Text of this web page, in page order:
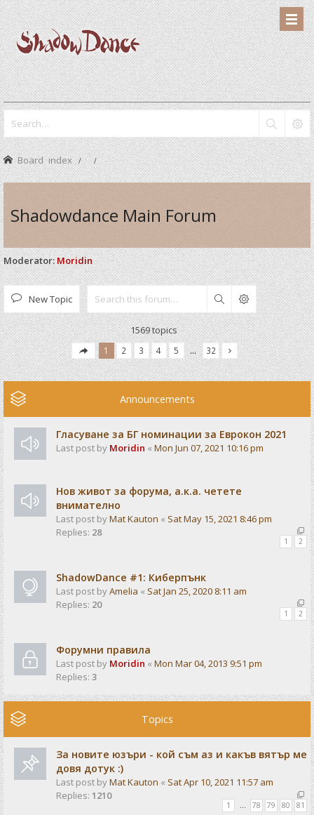
Board index
Shadowdance Main Forum
Moderator: Moridin
New Topic Search
1569 topics
1 2 3 4 5 … 32
Announcements
Гласуване за БГ номинации за Еврокон 2021
Last post by Moridin « Mon Jun 07, 2021 10:16 pm
Нов живот за форума, а.к.а. четете
внимателно
Last post byMat Kauton « Sat May 15, 2021 8:46 pm
Replies: 28
1 2
ShadowDance #1: Киберпънк
Last post byAmelia « Sat Jan 25, 2020 8:11 am
Replies: 20
1 2
Форумни правила
Last post by Moridin « Mon Mar 04, 2013 9:51 pm
Replies: 3
Topics
За новите юзъри - кой съм аз и какъв вятър ме
довя дотук :)
Last post byMat Kauton « Sat Apr 10, 2021 11:57 am
Replies: 1210
1 78 79 80 81